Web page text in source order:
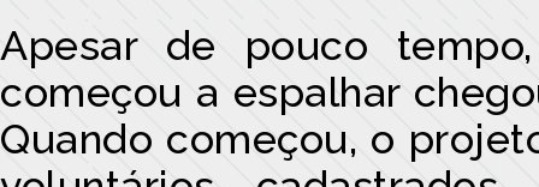
Apesar de pouco
começou a espalhar
Quando começou, o